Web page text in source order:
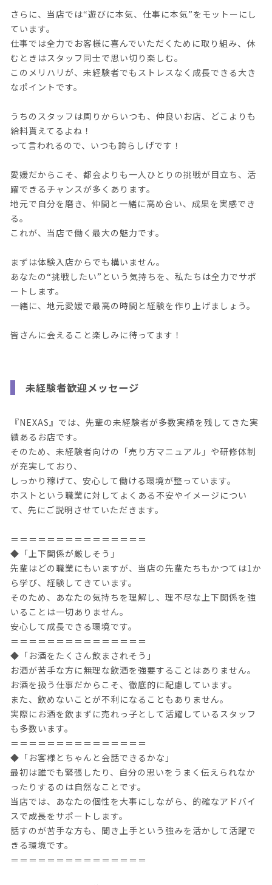
さらに、当店では“遊びに本気、仕事に本気”をモットーにし
ています。
仕事では全力でお客様に喜んでいただくために取り組み、休
むときはスタッフ同士で思い切り楽しむ。
このメリハリが、未経験者でもストレスなく成長できる大き
なポイントです。
うちのスタッフは周りからいつも、仲良いお店、どこよりも
給料貰えてるよね！
って言われるので、いつも誇らしげです！
愛媛だからこそ、都会よりも一人ひとりの挑戦が目立ち、活
躍できるチャンスが多くあります。
地元で自分を磨き、仲間と一緒に高め合い、成果を実感でき
る。
これが、当店で働く最大の魅力です。
まずは体験入店からでも構いません。
あなたの“挑戦したい”という気持ちを、私たちは全力でサポ
ートします。
一緒に、地元愛媛で最高の時間と経験を作り上げましょう。
皆さんに会えること楽しみに待ってます！
未経験者歓迎メッセージ
『NEXAS』では、先輩の未経験者が多数実績を残してきた実
績あるお店です。
そのため、未経験者向けの「売り方マニュアル」や研修体制
が充実しており、
しっかり稼げて、安心して働ける環境が整っています。
ホストという職業に対してよくある不安やイメージについ
て、先にご説明させていただきます。
＝＝＝＝＝＝＝＝＝＝＝＝＝＝＝
◆「上下関係が厳しそう」
先輩はどの職業にもいますが、当店の先輩たちもかつては1か
ら学び、経験してきています。
そのため、あなたの気持ちを理解し、理不尽な上下関係を強
いることは一切ありません。
安心して成長できる環境です。
＝＝＝＝＝＝＝＝＝＝＝＝＝＝＝
◆「お酒をたくさん飲まされそう」
お酒が苦手な方に無理な飲酒を強要することはありません。
お酒を扱う仕事だからこそ、徹底的に配慮しています。
また、飲めないことが不利になることもありません。
実際にお酒を飲まずに売れっ子として活躍しているスタッフ
も多数います。
＝＝＝＝＝＝＝＝＝＝＝＝＝＝＝
◆「お客様とちゃんと会話できるかな」
最初は誰でも緊張したり、自分の思いをうまく伝えられなか
ったりするのは自然なことです。
当店では、あなたの個性を大事にしながら、的確なアドバイ
スで成長をサポートします。
話すのが苦手な方も、聞き上手という強みを活かして活躍で
きる環境です。
＝＝＝＝＝＝＝＝＝＝＝＝＝＝＝